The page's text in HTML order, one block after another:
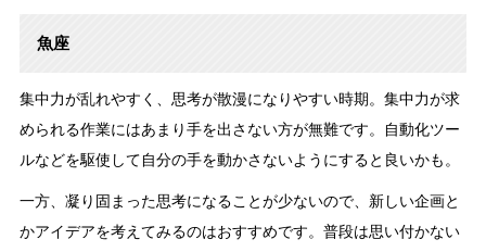
魚座
集中力が乱れやすく、思考が散漫になりやすい時期。集中力が求
められる作業にはあまり手を出さない方が無難です。自動化ツー
ルなどを駆使して自分の手を動かさないようにすると良いかも。
一方、凝り固まった思考になることが少ないので、新しい企画と
かアイデアを考えてみるのはおすすめです。普段は思い付かない